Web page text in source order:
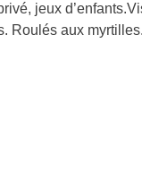
jeux
Roulés aux